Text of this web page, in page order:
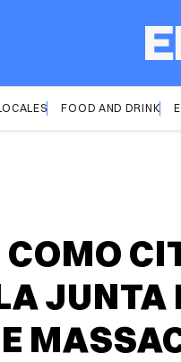
FOOD AND DRINK
JUNTA